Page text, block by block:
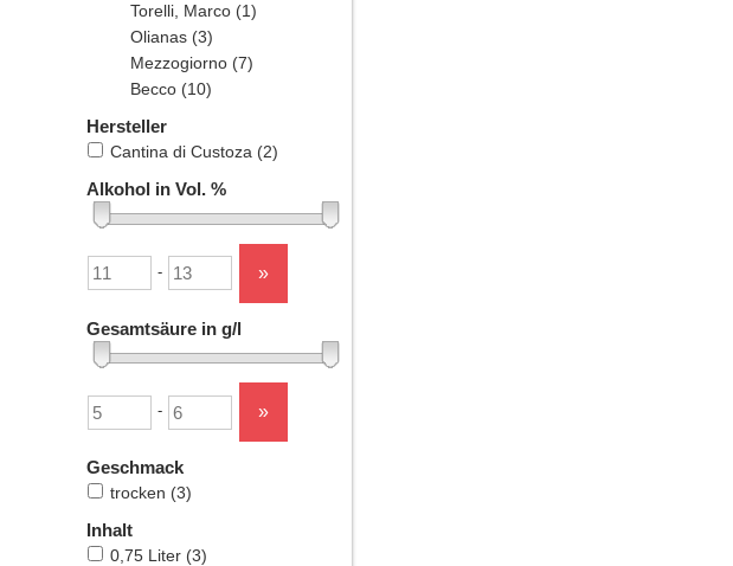
Torelli, Marco (1)
Olianas (3)
Mezzogiorno (7)
Becco (10)
Hersteller
Cantina di Custoza (2)
Alkohol in Vol. %
Untergrenze
-
Obergrenze
»
Gesamtsäure in g/l
Untergrenze
-
Obergrenze
»
Geschmack
trocken (3)
Inhalt
0,75 Liter (3)